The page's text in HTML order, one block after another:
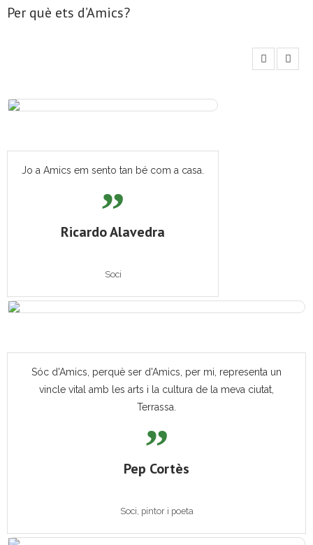
Per què ets d’Amics?
Jo a Amics em sento tan bé com a casa.
Ricardo Alavedra
Soci
Sóc d'Amics, perquè ser d'Amics, per mi, representa un
vincle vital amb les arts i la cultura de la meva ciutat,
Terrassa.
Pep Cortès
Soci, pintor i poeta